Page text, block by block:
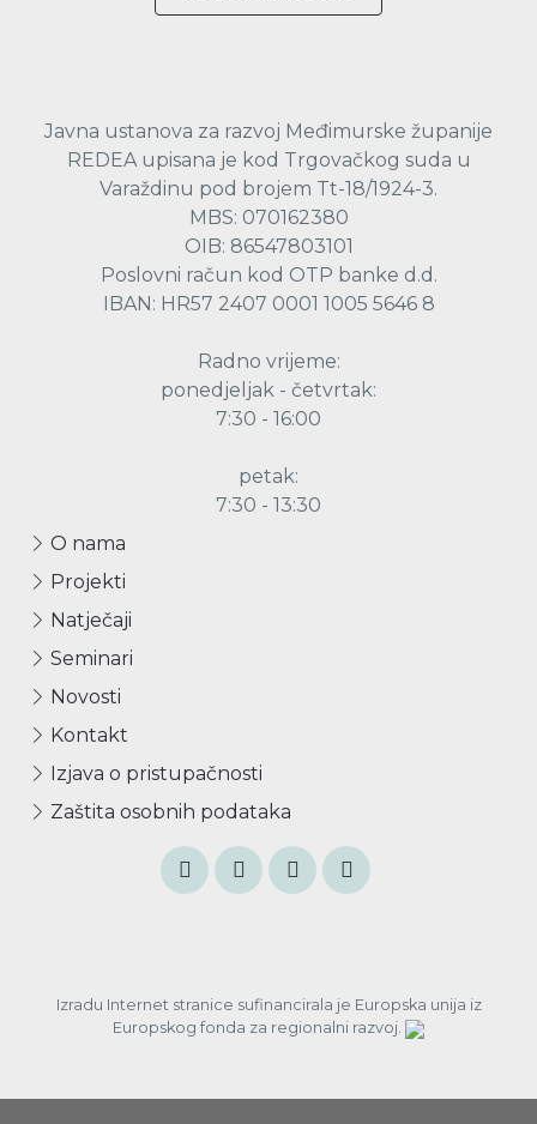
Javna ustanova za razvoj Međimurske županije
REDEA upisana je kod Trgovačkog suda u
Varaždinu pod brojem Tt-18/1924-3.
MBS: 070162380
OIB: 86547803101
Poslovni račun kod OTP banke d.d.
IBAN: HR57 2407 0001 1005 5646 8
Radno vrijeme:
ponedjeljak - četvrtak:
7:30 - 16:00
petak:
7:30 - 13:30
O nama
Projekti
Natječaji
Seminari
Novosti
Kontakt
Izjava o pristupačnosti
Zaštita osobnih podataka
Izradu Internet stranice sufinancirala je Europska unija iz
Europskog fonda za regionalni razvoj.